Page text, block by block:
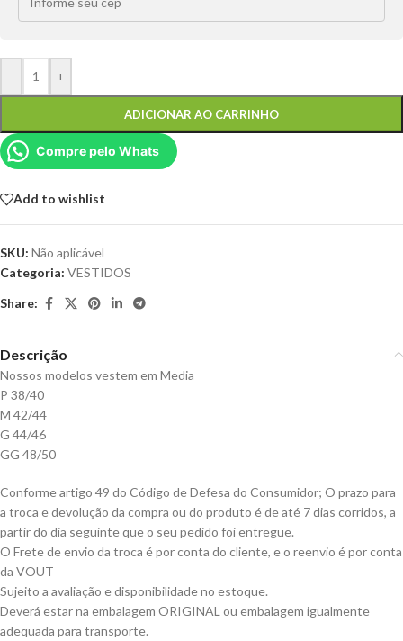
- +
ADICIONAR AO CARRINHO
Compre pelo Whats
Add to wishlist
SKU: Não aplicável
Categoria: VESTIDOS
Share:
Descrição
Nossos modelos vestem em Media
P 38/40
M 42/44
G 44/46
GG 48/50
Conforme artigo 49 do Código de Defesa do Consumidor; O prazo para
a troca e devolução da compra ou do produto é de até 7 dias corridos, a
partir do dia seguinte que o seu pedido foi entregue.
O Frete de envio da troca é por conta do cliente, e o reenvio é por conta
da VOUT
Sujeito a avaliação e disponibilidade no estoque.
Deverá estar na embalagem ORIGINAL ou embalagem igualmente
adequada para transporte.